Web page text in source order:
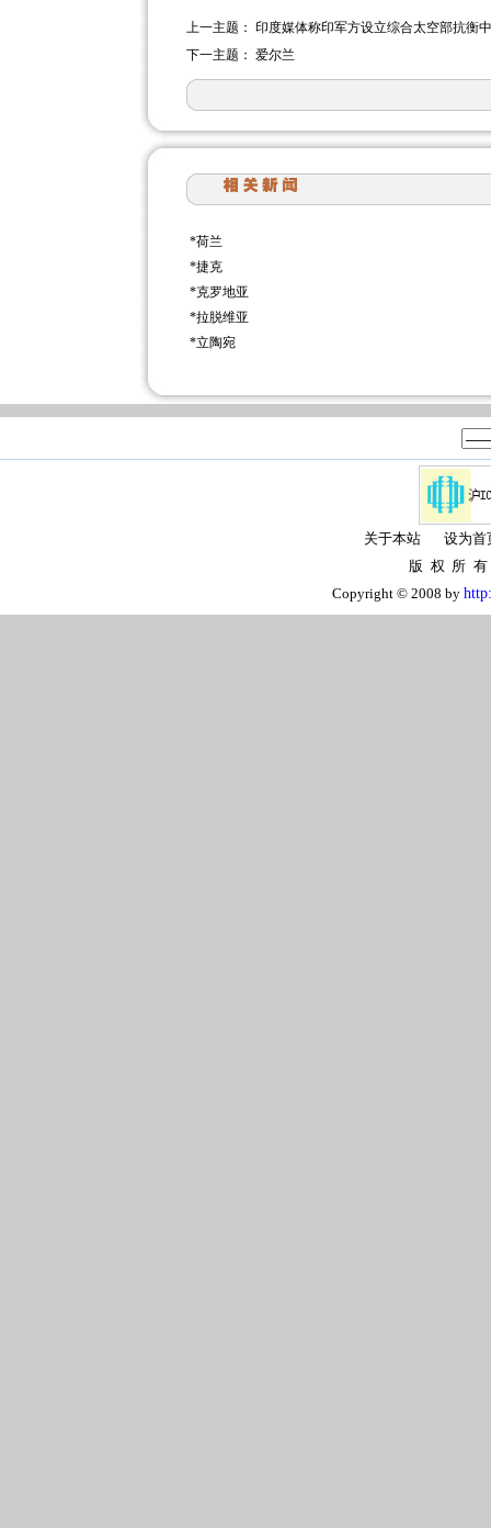
上一主题： 印度媒体称印军方设立综合太空部抗衡
下一主题： 爱尔兰
*荷兰
*捷克
*克罗地亚
*拉脱维亚
*立陶宛